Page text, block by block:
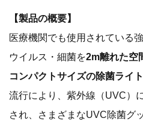
【製品の概要】
医療機関でも使用されている
ウイルス・細菌を2m離れた空
コンパクトサイズの除菌ライト
流行により、紫外線（UVC）
され、さまざまなUVC除菌グ